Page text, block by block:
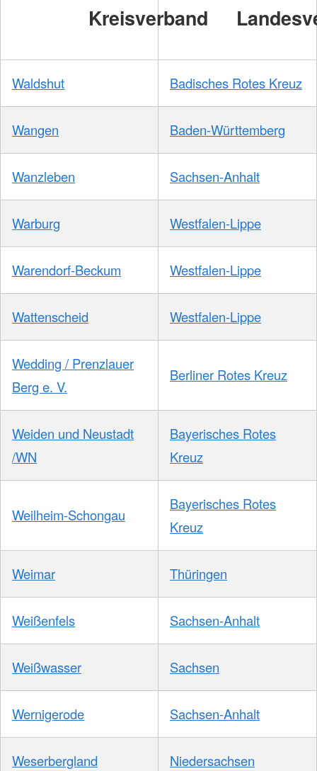
Kreisverband
Waldshut Badisches Rotes Kreuz
Wangen Baden-Württemberg
Wanzleben Sachsen-Anhalt
Warburg Westfalen-Lippe
Warendorf-Beckum Westfalen-Lippe
Wattenscheid Westfalen-Lippe
Wedding / Prenzlauer
Berg e. V.
Berliner Rotes Kreuz
Weiden und Neustadt
/WN
Bayerisches Rotes
Kreuz
Weilheim-Schongau
Bayerisches Rotes
Kreuz
Weimar Thüringen
Weißenfels Sachsen-Anhalt
Weißwasser Sachsen
Wernigerode Sachsen-Anhalt
Weserbergland Niedersachsen
GmbH